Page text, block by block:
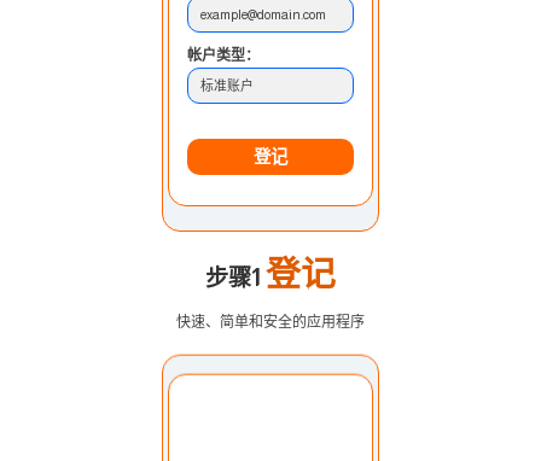
example@domain.com
帐户类型：
标准账户
登记
步骤1 登记
快速、简单和安全的应用程序